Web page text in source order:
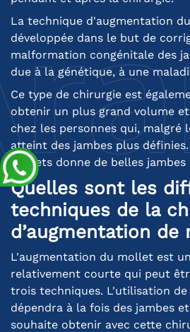
La technique d'augmentation
développée dans le but de
malformation congénitale des
due à la génétique, à une
Ce type de chirurgie est
obtenir un plus grand volume
chez les personnes qui, malgré
atteint des jambes plus
mollets donne de belles jambes
Quelles sont les
techniques de la
d’augmentation de
L'augmentation du mollet est
relativement courte qui peut
trois techniques. L'utilisation
dépendra à la fois des jambes et
souhaite obtenir avec cette